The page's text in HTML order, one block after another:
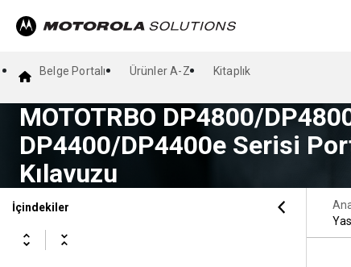
Belge Portalı Ürünler A-Z Kitaplık
MOTOTRBO DP4800/
DP4400/DP4400e Serisi
Kılavuzu
İçindekiler